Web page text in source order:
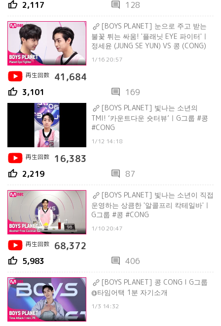
thumb_up 2,117 comment 128
[BOYS PLANET] 눈으로 주고 받는
불꽃 튀는 싸움! '플래닛 EYE 파이터'ㅣ
정세윤 (JUNG SE YUN) VS 콩 (CONG)
1/16 20:57
再生回数
41,684
thumb_up 3,101 comment 169
[BOYS PLANET] 빛나는 소년의
TMI! ‘카운트다운 숏터뷰’ㅣG그룹 #콩
#CONG
1/12 14:18
再生回数
16,383
thumb_up 2,219 comment 87
[BOYS PLANET] 빛나는 소년이 직접
운영하는 상큼한 '알콜프리 칵테일바'ㅣ
G그룹 #콩 #CONG
1/10 20:47
再生回数
68,372
thumb_up 5,983 comment 406
[BOYS PLANET] 콩 CONG I G그룹
@타임어택 1분 자기소개
1/3 14:32